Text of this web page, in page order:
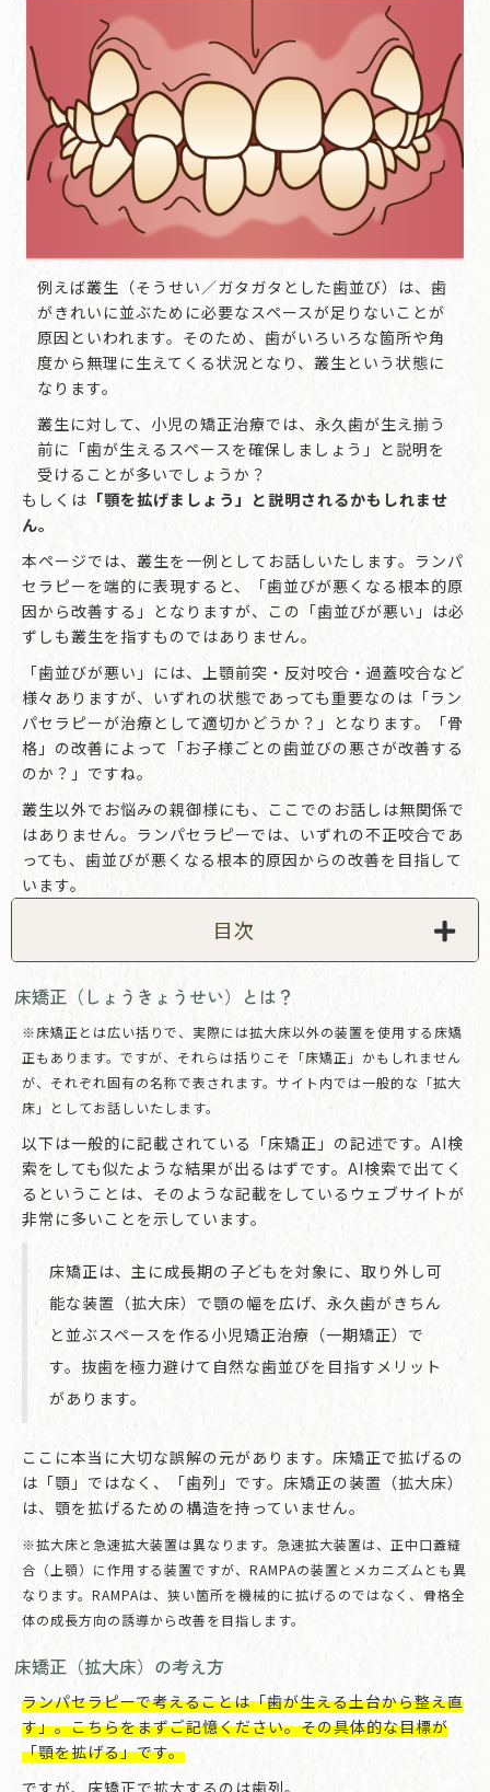
例えば叢生（そうせい／ガタガタとした歯並び）は、歯
がきれいに並ぶために必要なスペースが足りないことが
原因といわれます。そのため、歯がいろいろな箇所や角
度から無理に生えてくる状況となり、叢生という状態に
なります。
叢生に対して、小児の矯正治療では、永久歯が生え揃う
前に「歯が生えるスペースを確保しましょう」と説明を
受けることが多いでしょうか？
もしくは 「顎を拡げましょう」と説明されるかもしれませ
ん。
本ページでは、叢生を一例としてお話しいたします。ランパ
セラピーを端的に表現すると、「歯並びが悪くなる根本的原
因から改善する」となりますが、この「歯並びが悪い」は必
ずしも叢生を指すものではありません。
「歯並びが悪い」には、上顎前突・反対咬合・過蓋咬合など
様々ありますが、いずれの状態であっても重要なのは「ラン
パセラピーが治療として適切かどうか？」となります。「骨
格」の改善によって「お子様ごとの歯並びの悪さが改善する
のか？」ですね。
叢生以外でお悩みの親御様にも、ここでのお話しは無関係で
はありません。ランパセラピーでは、いずれの不正咬合であ
っても、歯並びが悪くなる根本的原因からの改善を目指して
います。
目次
床矯正（しょうきょうせい）とは？
※床矯正とは広い括りで、実際には拡大床以外の装置を使用する床矯
正もあります。ですが、それらは括りこそ「床矯正」かもしれません
が、それぞれ固有の名称で表されます。サイト内では一般的な「拡大
床」としてお話しいたします。
以下は一般的に記載されている「床矯正」の記述です。AI検
索をしても似たような結果が出るはずです。AI検索で出てく
るということは、そのような記載をしているウェブサイトが
非常に多いことを示しています。
床矯正は、主に成長期の子どもを対象に、取り外し可
能な装置（拡大床）で顎の幅を広げ、永久歯がきちん
と並ぶスペースを作る小児矯正治療（一期矯正）で
す。抜歯を極力避けて自然な歯並びを目指すメリット
があります。
ここに本当に大切な誤解の元があります。床矯正で拡げるの
は「顎」ではなく、「歯列」です。床矯正の装置（拡大床）
は、顎を拡げるための構造を持っていません。
※拡大床と急速拡大装置は異なります。急速拡大装置は、正中口蓋縫
合（上顎）に作用する装置ですが、RAMPAの装置とメカニズムとも異
なります。RAMPAは、狭い箇所を機械的に拡げるのではなく、骨格全
体の成長方向の誘導から改善を目指します。
床矯正（拡大床）の考え方
ランパセラピーで考えることは「歯が生える土台から整え直
す」。こちらをまずご記憶ください。その具体的な目標が
「顎を拡げる」です。
ですが、床矯正で拡大するのは歯列。